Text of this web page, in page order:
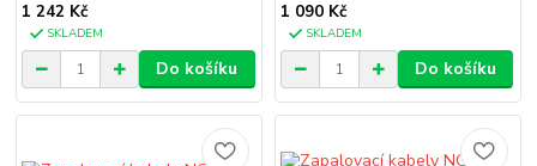
1 242 Kč
SKLADEM
Do košíku
1 090 Kč
SKLADEM
Do košíku